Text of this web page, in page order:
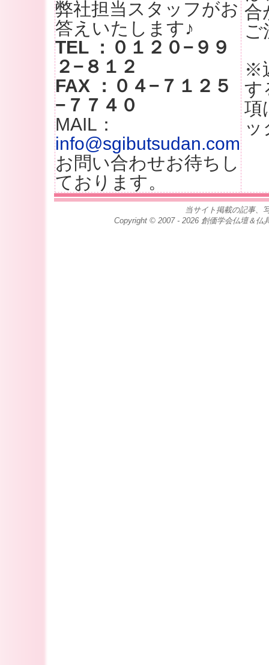
弊社担当スタッフがお
答えいたします♪
TEL ：０１２０−９９
２−８１２
FAX ：０４−７１２５
−７７４０
MAIL：
info@sgibutsudan.com
お問い合わせお待ちし
ております。
合
ご
※
す
項
当サイト掲載の記事、
Copyright © 2007 - 2026 創価学会仏壇＆仏